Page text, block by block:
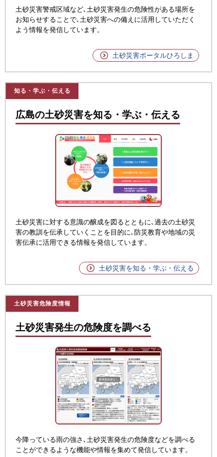
土砂災害警戒区域など､土砂災害発生の危険性がある場所を
お知らせすることで､土砂災害への備えに活用していただく
よう情報を発信しています。
土砂災害ポータルひろしま
知る・学ぶ・伝える
広島の土砂災害を知る・学ぶ・伝える
土砂災害に対する意識の醸成を図るとともに､過去の土砂災
害の教訓を伝承していくことを目的に､防災教育や地域の災
害伝承に活用できる情報を発信しています。
土砂災害を知る・学ぶ・伝える
土砂災害危険度情報
土砂災害発生の危険度を調べる
今降っている雨の強さ､土砂災害発生の危険度などを調べる
ことができるような機能や情報を集めて発信しています。